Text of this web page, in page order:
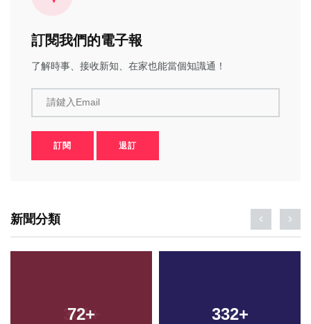
訂閱我們的電子報
了解時事、接收新知、在家也能當個知識通！
請鍵入Email
訂閱 退訂
新聞分類
72+ 332+